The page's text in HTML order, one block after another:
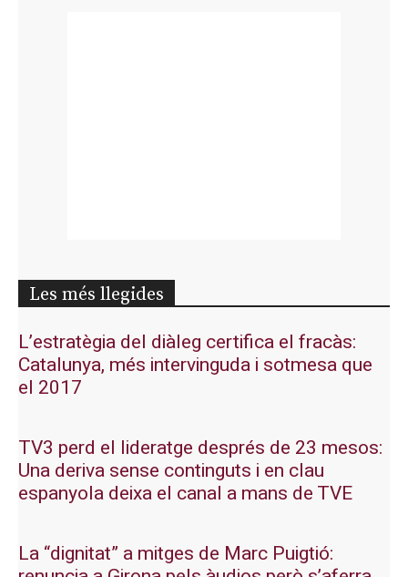
Les més llegides
L’estratègia del diàleg certifica el fracàs:
Catalunya, més intervinguda i sotmesa que
el 2017
TV3 perd el lideratge després de 23 mesos:
Una deriva sense continguts i en clau
espanyola deixa el canal a mans de TVE
La “dignitat” a mitges de Marc Puigtió: